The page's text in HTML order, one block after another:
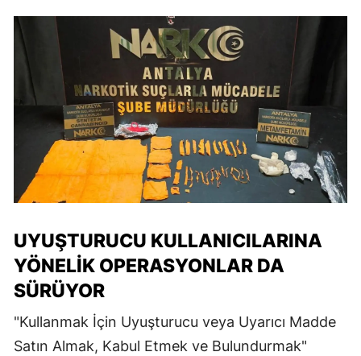
UYUŞTURUCU KULLANICILARINA
YÖNELIK OPERASYONLAR DA
SÜRÜYOR
"Kullanmak İçin Uyuşturucu veya Uyarıcı Madde
Satın Almak, Kabul Etmek ve Bulundurmak"